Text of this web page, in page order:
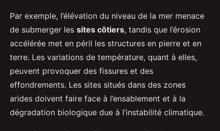
Par exemple, l’élévation du niveau de la mer menace
de submerger les sites côtiers, tandis que l’érosion
accélérée met en péril les structures en pierre et en
terre. Les variations de température, quant à elles,
peuvent provoquer des fissures et des
effondrements. Les sites situés dans des zones
arides doivent faire face à l’ensablement et à la
dégradation biologique due à l’instabilité climatique.